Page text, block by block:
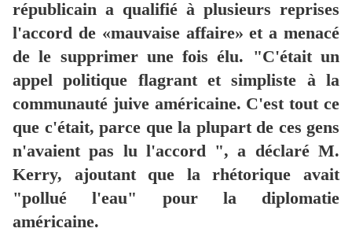
républicain a qualifié à plusieurs reprises
l'accord de «mauvaise affaire» et a menacé
de le supprimer une fois élu. "C'était un
appel politique flagrant et simpliste à la
communauté juive américaine. C'est tout ce
que c'était, parce que la plupart de ces gens
n'avaient pas lu l'accord ", a déclaré M.
Kerry, ajoutant que la rhétorique avait
"pollué l'eau" pour la diplomatie
américaine.